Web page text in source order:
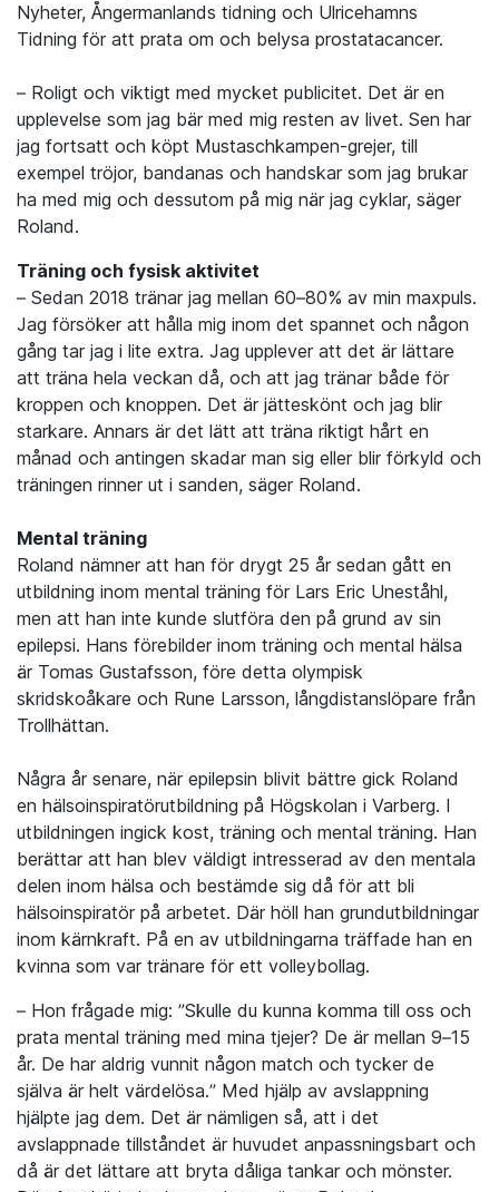
Nyheter, Ångermanlands tidning och Ulricehamns
Tidning för att prata om och belysa prostatacancer.
– Roligt och viktigt med mycket publicitet. Det är en
upplevelse som jag bär med mig resten av livet. Sen har
jag fortsatt och köpt Mustaschkampen-grejer, till
exempel tröjor, bandanas och handskar som jag brukar
ha med mig och dessutom på mig när jag cyklar, säger
Roland.
Träning och fysisk aktivitet
– Sedan 2018 tränar jag mellan 60–80% av min maxpuls.
Jag försöker att hålla mig inom det spannet och någon
gång tar jag i lite extra. Jag upplever att det är lättare
att träna hela veckan då, och att jag tränar både för
kroppen och knoppen. Det är jätteskönt och jag blir
starkare. Annars är det lätt att träna riktigt hårt en
månad och antingen skadar man sig eller blir förkyld och
träningen rinner ut i sanden, säger Roland.
Mental träning
Roland nämner att han för drygt 25 år sedan gått en
utbildning inom mental träning för Lars Eric Uneståhl,
men att han inte kunde slutföra den på grund av sin
epilepsi. Hans förebilder inom träning och mental hälsa
är Tomas Gustafsson, före detta olympisk
skridskoåkare och Rune Larsson, långdistanslöpare från
Trollhättan.
Några år senare, när epilepsin blivit bättre gick Roland
en hälsoinspiratörutbildning på Högskolan i Varberg. I
utbildningen ingick kost, träning och mental träning. Han
berättar att han blev väldigt intresserad av den mentala
delen inom hälsa och bestämde sig då för att bli
hälsoinspiratör på arbetet. Där höll han grundutbildningar
inom kärnkraft. På en av utbildningarna träffade han en
kvinna som var tränare för ett volleybollag.
– Hon frågade mig: ”Skulle du kunna komma till oss och
prata mental träning med mina tjejer? De är mellan 9–15
år. De har aldrig vunnit någon match och tycker de
själva är helt värdelösa.” Med hjälp av avslappning
hjälpte jag dem. Det är nämligen så, att i det
avslappnade tillståndet är huvudet anpassningsbart och
då är det lättare att bryta dåliga tankar och mönster.